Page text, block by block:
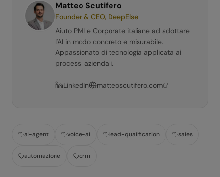
Matteo Scutifero
Founder & CEO, DeepElse
Aiuto PMI e Corporate italiane ad adottare
l'AI in modo concreto e misurabile.
Appassionato di tecnologia applicata ai
processi aziendali.
LinkedIn matteoscutifero.com
ai-agent voice-ai lead-qualification sales
automazione crm